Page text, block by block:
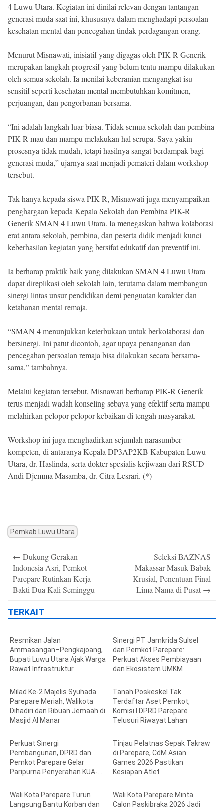
4 Luwu Utara. Kegiatan ini dinilai relevan dengan tantangan
generasi muda saat ini, khususnya dalam menghadapi persoalan
kesehatan mental dan pencegahan tindak perdagangan orang.
Menurut Misnawati, inisiatif yang digagas oleh PIK-R Generik
merupakan langkah progresif yang belum tentu mampu dilakukan
oleh semua sekolah. Ia menilai keberanian mengangkat isu
sensitif seperti kesehatan mental membutuhkan komitmen,
perjuangan, dan pengorbanan bersama.
“Ini adalah langkah luar biasa. Tidak semua sekolah dan pembina
PIK-R mau dan mampu melakukan hal serupa. Saya yakin
prosesnya tidak mudah, tetapi hasilnya sangat berdampak bagi
generasi muda,” ujarnya saat menjadi pemateri dalam workshop
tersebut.
Tak hanya kepada siswa PIK-R, Misnawati juga menyampaikan
penghargaan kepada Kepala Sekolah dan Pembina PIK-R
Generik SMAN 4 Luwu Utara. Ia menegaskan bahwa kolaborasi
erat antara sekolah, pembina, dan peserta didik menjadi kunci
keberhasilan kegiatan yang bersifat edukatif dan preventif ini.
Ia berharap praktik baik yang dilakukan SMAN 4 Luwu Utara
dapat direplikasi oleh sekolah lain, terutama dalam membangun
sinergi lintas unsur pendidikan demi penguatan karakter dan
ketahanan mental remaja.
“SMAN 4 menunjukkan keterbukaan untuk berkolaborasi dan
bersinergi. Ini patut dicontoh, agar upaya penanganan dan
pencegahan persoalan remaja bisa dilakukan secara bersama-
sama,” tambahnya.
Melalui kegiatan tersebut, Misnawati berharap PIK-R Generik
terus menjadi wadah konseling sebaya yang efektif serta mampu
melahirkan pelopor-pelopor kebaikan di tengah masyarakat.
Workshop ini juga menghadirkan sejumlah narasumber
kompeten, di antaranya Kepala DP3AP2KB Kabupaten Luwu
Utara, dr. Haslinda, serta dokter spesialis kejiwaan dari RSUD
Andi Djemma Masamba, dr. Citra Lesrari. (*)
Pemkab Luwu Utara
navigation
← Dukung Gerakan
Indonesia Asri, Pemkot
Parepare Rutinkan Kerja
Bakti Dua Kali Seminggu
Seleksi BAZNAS
Makassar Masuk Babak
Krusial, Penentuan Final
Lima Nama di Pusat →
TERKAIT
Resmikan Jalan
Ammasangan–Pengkajoang,
Bupati Luwu Utara Ajak Warga
Rawat Infrastruktur
Sinergi PT Jamkrida Sulsel
dan Pemkot Parepare:
Perkuat Akses Pembiayaan
dan Ekosistem UMKM
Milad Ke-2 Majelis Syuhada
Parepare Meriah, Walikota
Dihadiri dan Ribuan Jemaah di
Masjid Al Manar
Tanah Poskeskel Tak
Terdaftar Aset Pemkot,
Komisi I DPRD Parepare
Telusuri Riwayat Lahan
Perkuat Sinergi
Pembangunan, DPRD dan
Pemkot Parepare Gelar
Paripurna Penyerahan KUA-
Tinjau Pelatnas Sepak Takraw
di Parepare, CdM Asian
Games 2026 Pastikan
Kesiapan Atlet
Wali Kota Parepare Turun
Langsung Bantu Korban dan
Wali Kota Parepare Minta
Calon Paskibraka 2026 Jadi